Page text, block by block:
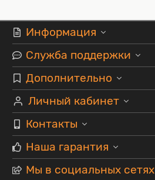
Информация
Служба поддержки
Дополнительно
Личный кабинет
Контакты
Наша гарантия
Мы в социальных сетях